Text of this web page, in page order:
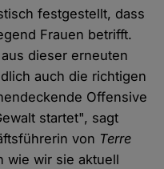
festgestellt, dass
Frauen betrifft.
dieser erneuten
auch die richtigen
Offensive
startet", sagt
von Terre
wie wir sie aktuell